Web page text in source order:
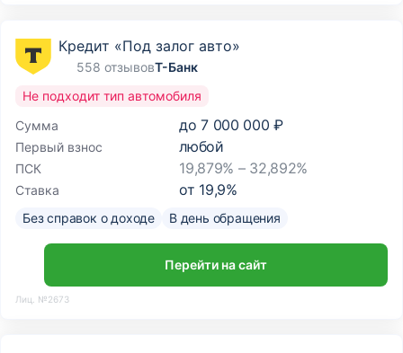
Кредит «Под залог авто»
558 отзывовТ-Банк
Сумма до 7 000 000 ₽
Первый взнос любой
ПСК 19,879% – 32,892%
Ставка от 19,9%
Не подходит тип автомобиля
Без справок о доходе В день обращения
Перейти на сайт
Лиц. №2673